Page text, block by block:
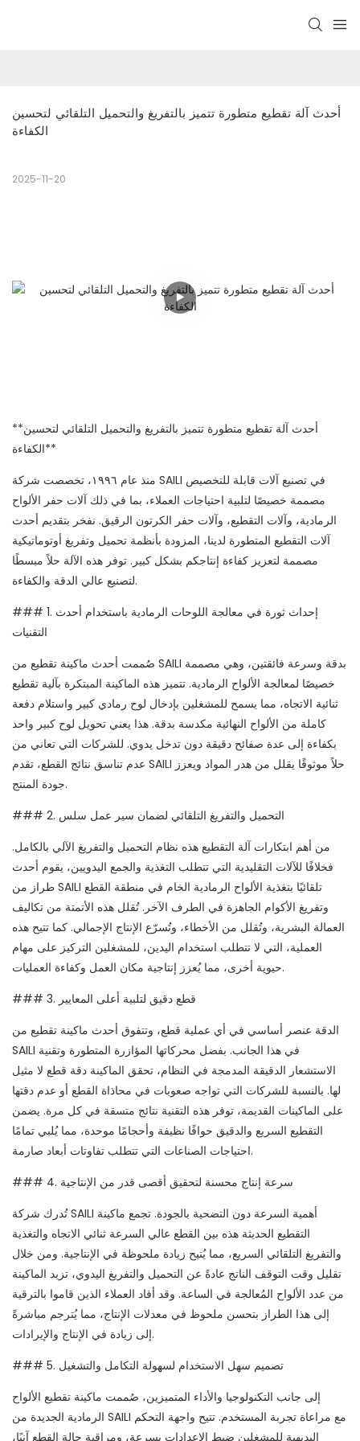
أحدث آلة تقطيع متطورة تتميز بالتفريغ والتحميل التلقائي لتحسين
الكفاءة
2025-11-20
**أحدث آلة تقطيع متطورة تتميز بالتفريغ والتحميل التلقائي لتحسين
الكفاءة**
منذ عام ١٩٩٦، تخصصت شركة SAILI في تصنيع آلات قابلة للتخصيص
مصممة خصيصًا لتلبية احتياجات العملاء، بما في ذلك آلات حفر الألواح
الرمادية، وآلات التقطيع، وآلات حفر الكرتون الرقيق. نفخر بتقديم أحدث
آلات التقطيع المتطورة لدينا، المزودة بأنظمة تحميل وتفريغ أوتوماتيكية
مصممة لتعزيز كفاءة إنتاجكم بشكل كبير. توفر هذه الآلة حلاً مبسطًا
لتصنيع عالي الدقة والكفاءة.
### 1. إحداث ثورة في معالجة اللوحات الرمادية باستخدام أحدث
التقنيات
صُممت أحدث ماكينة تقطيع من SAILI بدقة وسرعة فائقتين، وهي مصممة
خصيصًا لمعالجة الألواح الرمادية. تتميز هذه الماكينة المبتكرة بآلية تقطيع
ثنائية الاتجاه، مما يسمح للمشغلين بإدخال لوح رمادي كبير واستلام دفعة
كاملة من الألواح النهائية مكدسة بدقة. هذا يعني تحويل لوح كبير واحد
بكفاءة إلى عدة صفائح دقيقة دون تدخل يدوي. للشركات التي تعاني من
عدم تناسق نتائج القطع، تقدم SAILI حلاً موثوقًا يقلل من هدر المواد ويعزز
جودة المنتج.
### 2. التحميل والتفريغ التلقائي لضمان سير عمل سلس
من أهم ابتكارات آلة التقطيع هذه نظام التحميل والتفريغ الآلي بالكامل.
فخلافًا للآلات التقليدية التي تتطلب التغذية والجمع اليدويين، يقوم أحدث
طراز من SAILI تلقائيًا بتغذية الألواح الرمادية الخام في منطقة القطع
وتفريغ الأكوام الجاهزة في الطرف الآخر. تُقلل هذه الأتمتة من تكاليف
العمالة البشرية، وتُقلل من الأخطاء، وتُسرّع الإنتاج الإجمالي. كما تتيح هذه
العملية، التي لا تتطلب استخدام اليدين، للمشغلين التركيز على مهام
حيوية أخرى، مما يُعزز إنتاجية مكان العمل وكفاءة العمليات.
### 3. قطع دقيق لتلبية أعلى المعايير
الدقة عنصر أساسي في أي عملية قطع، وتتفوق أحدث ماكينة تقطيع من
SAILI في هذا الجانب. بفضل محركاتها المؤازرة المتطورة وتقنية
الاستشعار الدقيقة المدمجة في النظام، تحقق الماكينة دقة قطع لا مثيل
لها. بالنسبة للشركات التي تواجه صعوبات في محاذاة القطع أو عدم دقتها
على الماكينات القديمة، توفر هذه التقنية نتائج متسقة في كل مرة. يضمن
التقطيع السريع والدقيق حوافًا نظيفة وأحجامًا موحدة، مما يُلبي تمامًا
احتياجات الصناعات التي تتطلب تفاوتات أبعاد صارمة.
### 4. سرعة إنتاج محسنة لتحقيق أقصى قدر من الإنتاجية
تُدرك شركة SAILI أهمية السرعة دون التضحية بالجودة. تجمع ماكينة
التقطيع الحديثة هذه بين القطع عالي السرعة ثنائي الاتجاه والتغذية
والتفريغ التلقائي السريع، مما يُتيح زيادة ملحوظة في الإنتاجية. ومن خلال
تقليل وقت التوقف الناتج عادةً عن التحميل والتفريغ اليدوي، تزيد الماكينة
من عدد الألواح المُعالجة في الساعة. وقد أفاد العملاء الذين قاموا بالترقية
إلى هذا الطراز بتحسن ملحوظ في معدلات الإنتاج، مما يُترجم مباشرةً
إلى زيادة في الإنتاج والإيرادات.
### 5. تصميم سهل الاستخدام لسهولة التكامل والتشغيل
إلى جانب التكنولوجيا والأداء المتميزين، صُممت ماكينة تقطيع الألواح
الرمادية الجديدة من SAILI مع مراعاة تجربة المستخدم. تتيح واجهة التحكم
البديهية للمشغلين ضبط الإعدادات بسرعة، ومراقبة حالة القطع آنيًا،